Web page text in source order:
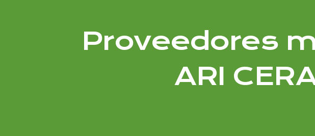
Proveedores
ARI